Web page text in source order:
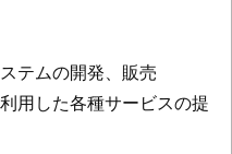
テムの開発、販売
用した各種サービスの提